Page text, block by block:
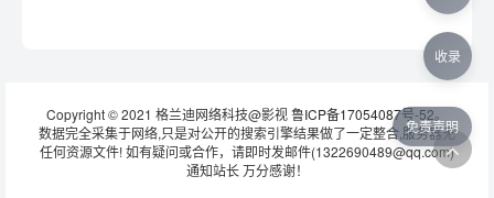
Copyright © 2021 格兰迪网络科技@影视鲁ICP备17054087号-52。
数据完全采集于网络,只是对公开的搜索引擎结果做了一定整合,服务器无
任何资源文件! 如有疑问或合作，请即时发邮件(1322690489@qq.com)
通知站长 万分感谢！
免责声明
收录